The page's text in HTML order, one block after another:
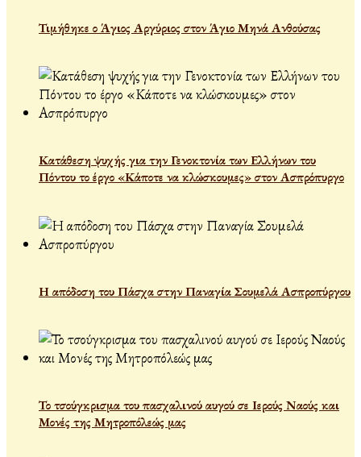
Τιμήθηκε ο Άγιος Αργύριος στον Άγιο Μηνά Ανθούσας
Κατάθεση ψυχής για την Γενοκτονία των Ελλήνων του
Πόντου το έργο «Κάποτε να κλώσκουμες» στον Ασπρόπυργο
Η απόδοση του Πάσχα στην Παναγία Σουμελά Ασπροπύργου
Το τσούγκρισμα του πασχαλινού αυγού σε Ιερούς Ναούς και
Μονές της Μητροπόλεώς μας